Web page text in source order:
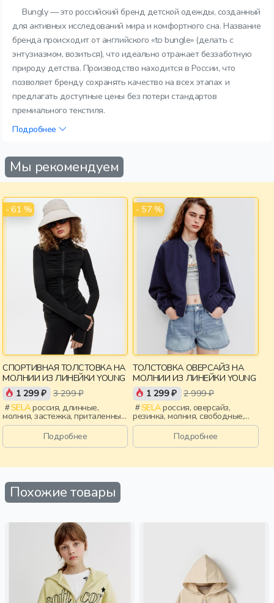
Bungly — это российский бренд детской одежды, созданный
для активных исследований мира и комфортного сна. Название
бренда происходит от английского «to bungle» (делать с
энтузиазмом, возиться), что идеально отражает беззаботную
природу детства. Производство находится в России, что
позволяет бренду сохранять качество на всех этапах и
предлагать доступные цены без потери стандартов
премиального текстиля.
Подробнее
Мы рекомендуем
- 61 %
СПОРТИВНАЯ ТОЛСТОВКА НА
МОЛНИИ ИЗ ЛИНЕЙКИ YOUNG
1 299 ₽ 3 299 ₽
SELAроссия, длинные,
молния, застежка, приталенные,
ворот, воротник, воротник-
стойка, спорт, девочки,
старшеклассники, дети
Подробнее
- 57 %
ТОЛСТОВКА ОВЕРСАЙЗ НА
МОЛНИИ ИЗ ЛИНЕЙКИ YOUNG
1 299 ₽ 2 999 ₽
SELAроссия, оверсайз,
резинка, молния, свободные,
эластичные, девочки,
старшеклассники, дети
Подробнее
Похожие товары